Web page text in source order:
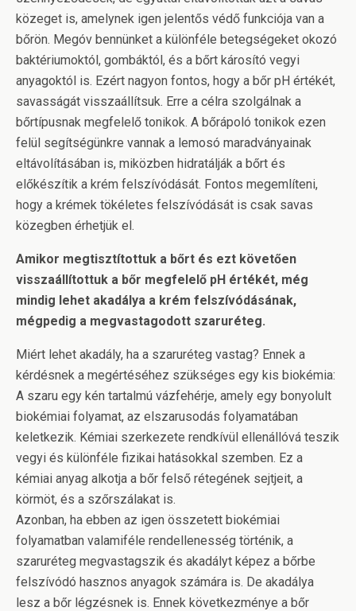
közeget is, amelynek igen jelentős védő funkciója van a
bőrön. Megóv bennünket a különféle betegségeket okozó
baktériumoktól, gombáktól, és a bőrt károsító vegyi
anyagoktól is. Ezért nagyon fontos, hogy a bőr pH értékét,
savasságát visszaállítsuk. Erre a célra szolgálnak a
bőrtípusnak megfelelő tonikok. A bőrápoló tonikok ezen
felül segítségünkre vannak a lemosó maradványainak
eltávolításában is, miközben hidratálják a bőrt és
előkészítik a krém felszívódását. Fontos megemlíteni,
hogy a krémek tökéletes felszívódását is csak savas
közegben érhetjük el.
Amikor megtisztítottuk a bőrt és ezt követően
visszaállítottuk a bőr megfelelő pH értékét, még
mindig lehet akadálya a krém felszívódásának,
mégpedig a megvastagodott szaruréteg.
Miért lehet akadály, ha a szaruréteg vastag? Ennek a
kérdésnek a megértéséhez szükséges egy kis biokémia:
A szaru egy kén tartalmú vázfehérje, amely egy bonyolult
biokémiai folyamat, az elszarusodás folyamatában
keletkezik. Kémiai szerkezete rendkívül ellenállóvá teszik
vegyi és különféle fizikai hatásokkal szemben. Ez a
kémiai anyag alkotja a bőr felső rétegének sejtjeit, a
körmöt, és a szőrszálakat is.
Azonban, ha ebben az igen összetett biokémiai
folyamatban valamiféle rendellenesség történik, a
szaruréteg megvastagszik és akadályt képez a bőrbe
felszívódó hasznos anyagok számára is. De akadálya
lesz a bőr légzésnek is. Ennek következménye a bőr